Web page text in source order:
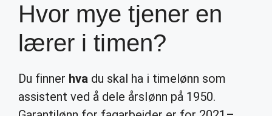
Hvor mye tjener en
lærer i timen?
Du finner hva du skal ha i timelønn som
assistent ved å dele årslønn på 1950.